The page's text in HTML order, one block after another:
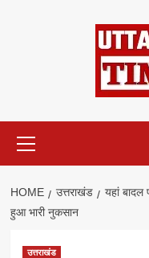
Menu
HOME उत्तराखंड
यहां
हुआ भारी नुकसान
उत्तराखंड